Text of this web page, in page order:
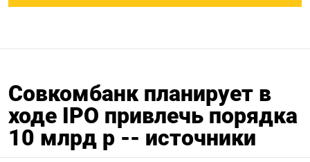
Совкомбанк планирует в
ходе IPO привлечь порядка
10 млрд р -- источники